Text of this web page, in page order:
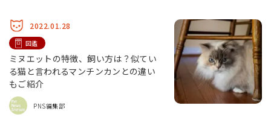
2022.01.28
図鑑
ミヌエットの特徴、飼い方は？似てい
る猫と言われるマンチンカンとの違い
もご紹介
PNS編集部